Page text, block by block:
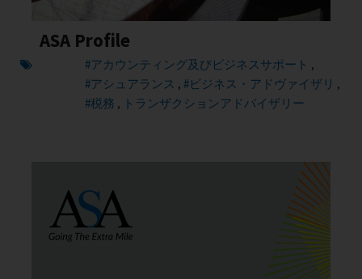
ASA Profile
#アカウンティング及びビジネスサポート ,
#アシュアランス , #ビジネス・アドヴァイザリ ,
#税務 , トランザクションアドバイザリー